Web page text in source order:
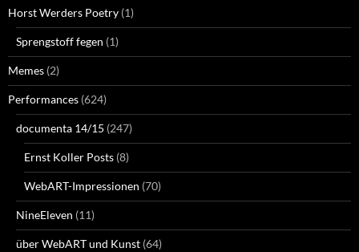
Horst Werders Poetry (1)
Sprengstoff fegen (1)
Memes (2)
Performances (624)
documenta 14/15 (247)
Ernst Koller Posts (8)
WebART-Impressionen (70)
NineEleven (11)
über WebART und Kunst (64)